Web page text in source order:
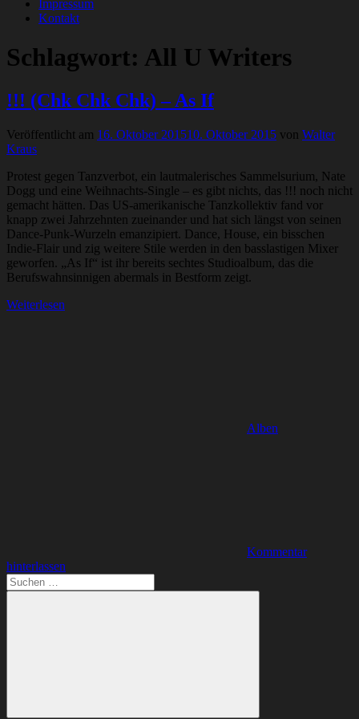
Impressum
Kontakt
Schlagwort: All U Writers
!!! (Chk Chk Chk) – As If
Veröffentlicht am 16. Oktober 201510. Oktober 2015 von Walter
Kraus
Protest gegen Tanzverbot, ein lautmalerisches Sammelsurium, Nate
Dogg und eine Weihnachts-Single – es gibt nichts, das !!! noch nicht
gemacht hätten. Das US-amerikanische Tanzkollektiv fand vor
knapp zwei Jahrzehnten zueinander und hat sich längst von seinen
Dance-Punk-Wurzeln emanzipiert. Dance, House, ein bisschen
Indie-Flair und zig weitere Stile werden in den basslastigen Mixer
geworfen. „As If“ ist ihr bereits sechtes Studioalbum, das die
Berufswahnsinnigen abermals in Bestform zeigt.
Weiterlesen
Alben
Kommentar
hinterlassen
Suchen
nach: